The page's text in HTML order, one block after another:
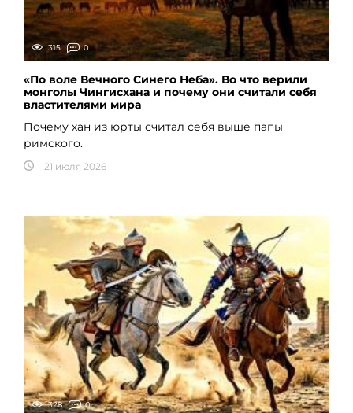
315 0
«По воле Вечного Синего Неба». Во что верили
монголы Чингисхана и почему они считали себя
властителями мира
Почему хан из юрты считал себя выше папы
римского.
21 июля 2026
328 0